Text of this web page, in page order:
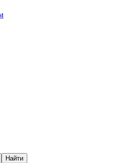
Найти